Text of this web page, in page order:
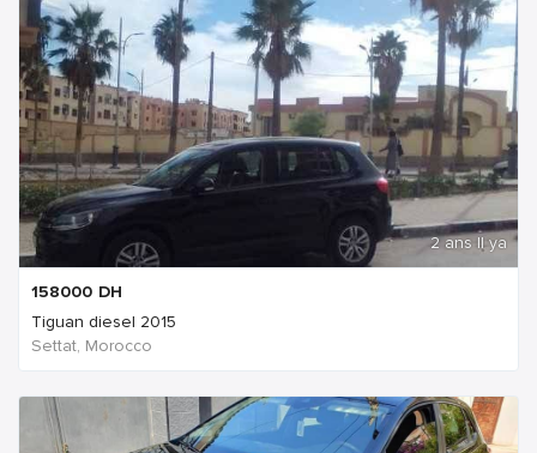
2 ans Il ya
158000 DH
Tiguan diesel 2015
Settat, Morocco